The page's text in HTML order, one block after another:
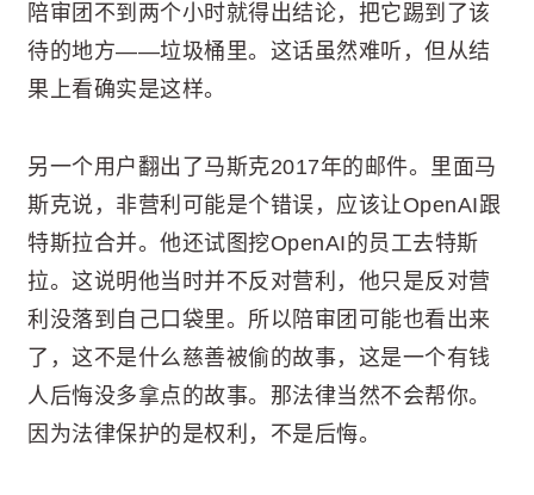
陪审团不到两个小时就得出结论，把它踢到了该
待的地方——垃圾桶里。这话虽然难听，但从结
果上看确实是这样。
另一个用户翻出了马斯克2017年的邮件。里面马
斯克说，非营利可能是个错误，应该让OpenAI跟
特斯拉合并。他还试图挖OpenAI的员工去特斯
拉。这说明他当时并不反对营利，他只是反对营
利没落到自己口袋里。所以陪审团可能也看出来
了，这不是什么慈善被偷的故事，这是一个有钱
人后悔没多拿点的故事。那法律当然不会帮你。
因为法律保护的是权利，不是后悔。